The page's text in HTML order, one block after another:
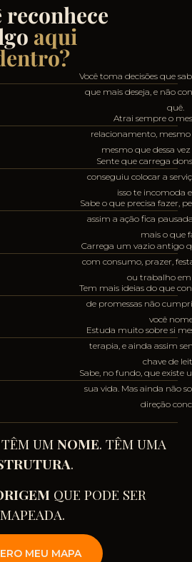
reconhece
aqui
Você toma decisões que
que mais deseja, e não
quê.
Atrai sempre o
relacionamento,
mesmo que dessa
Sente que carrega
conseguiu colocar a
isso te incomoda
Sabe o que precisa fazer,
assim a ação fica
mais o que
Carrega um vazio antigo
com consumo, prazer,
ou trabalho em
Tem mais ideias do que
de promessas não
você
Estuda muito sobre si
terapia, e ainda assim
chave de
Sabe, no fundo, que existe
sua vida. Mas ainda não
direção
TÊM UMNOME. TÊM UMA
.
QUE PODE SER
MAPEADA.
MEU MAPA